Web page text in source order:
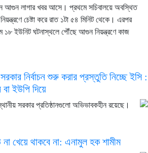
আগুন লাগার খবর আসে। প্রথমে সচিবালয়ে অবস্থিত
চেষ্টা করে রাত ১টা ৫৪ মিনিট থেকে। এরপর
১৮ ইউনিট ঘটনাস্থলে পৌঁছে আগুন নিয়ন্ত্রণে কাজ
নির্বাচন শুরু করার প্রস্তুতি নিচ্ছে ইসি :
ইউপি দিয়ে
সরকার প্রতিষ্ঠানগুলো অভিভাবকহীন রয়েছে।
খেয়ে থাকবে না: এনামুল হক শামীম